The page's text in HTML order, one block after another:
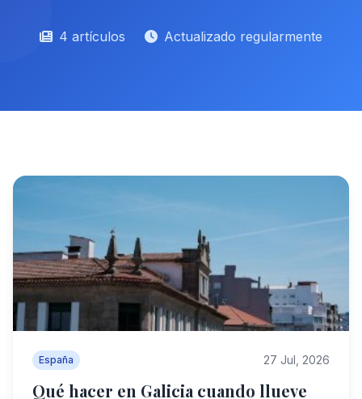
4 artículos Actualizado regularmente
España 27 Jul, 2026
Qué hacer en Galicia cuando llueve